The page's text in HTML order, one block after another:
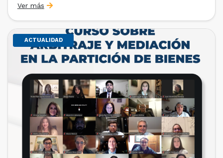
de la Cámara de Comercio de Santiago (CCS). Así, se
realizaron […]
Ver más
ACTUALIDAD